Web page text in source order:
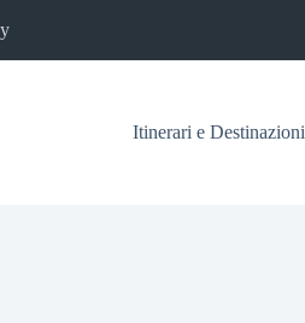
Itinerari e Destinazioni